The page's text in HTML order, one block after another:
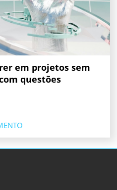
em projetos sem
questões